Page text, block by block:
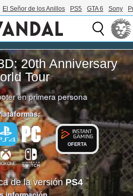
El Señor de los Anillos PS5 GTA 6 Sony
20th Anniversary
Tour
en primera persona
OFERTA
de la versiónPS4